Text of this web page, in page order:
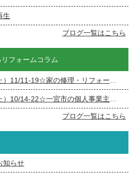
生
ブログ一覧はこちら
フォームコラム
19☆家の修理・リフォーム・リノベーション相談会
一宮市の個人事業主の方必見！事務所の修繕・リフォーム相談会
ブログ一覧はこちら
知らせ